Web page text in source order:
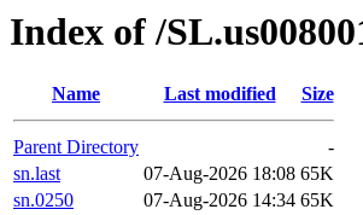
Index of /
Name Last modified Size
Parent Directory
-
sn.last
07-Aug-2026 18:08 65K
sn.0250
07-Aug-2026 14:34 65K